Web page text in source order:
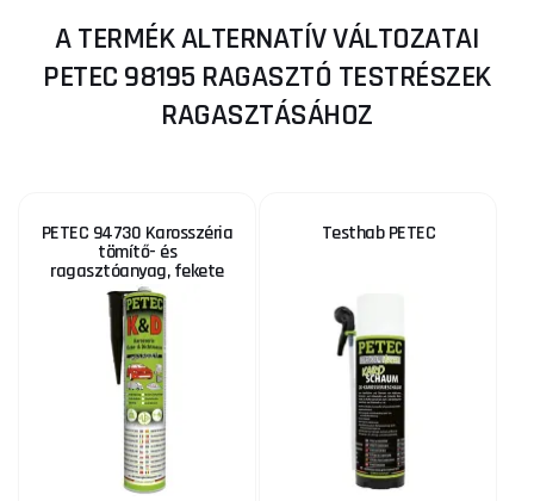
A TERMÉK ALTERNATÍV VÁLTOZATAI
PETEC 98195 RAGASZTÓ TESTRÉSZEK
RAGASZTÁSÁHOZ
PETEC 94730 Karosszéria
tömítő- és
ragasztóanyag, fekete
Testhab PETEC